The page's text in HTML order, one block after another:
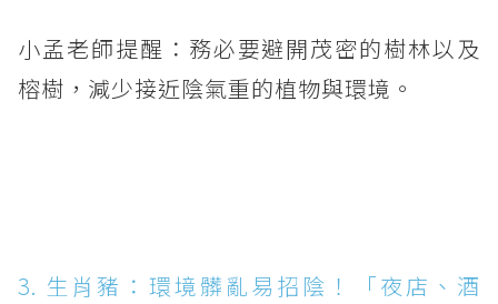
小孟老師提醒：務必要避開茂密的樹林以及
榕樹，減少接近陰氣重的植物與環境。
3. 生肖豬：環境髒亂易招陰！「夜店、酒